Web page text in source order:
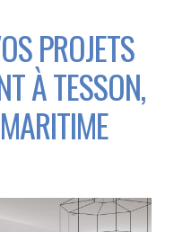
PROJETS
À TESSON,